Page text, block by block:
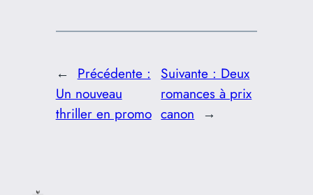
← Précédente :
Un nouveau
thriller en promo
Suivante : Deux
romances à prix
canon →